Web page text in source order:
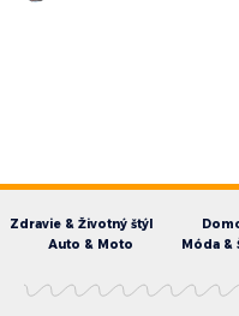
Zdravie & Životný štýl
Auto & Moto
Móda &